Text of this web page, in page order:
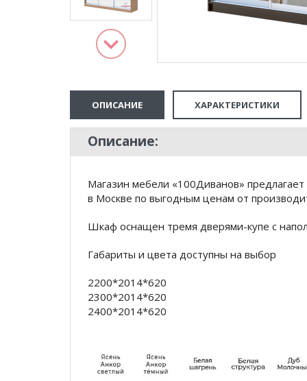
ОПИСАНИЕ ХАРАКТЕРИСТИКИ
Описание:
Магазин мебели «100Диванов»
в Москве по выгодным ценам от
Шкаф оснащен тремя дверями-купе с
Габариты и цвета доступны на выбор
2200*2014*620
2300*2014*620
2400*2014*620